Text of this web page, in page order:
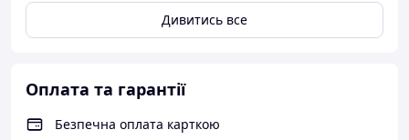
Дивитись все
Оплата та гарантії
Безпечна оплата карткою